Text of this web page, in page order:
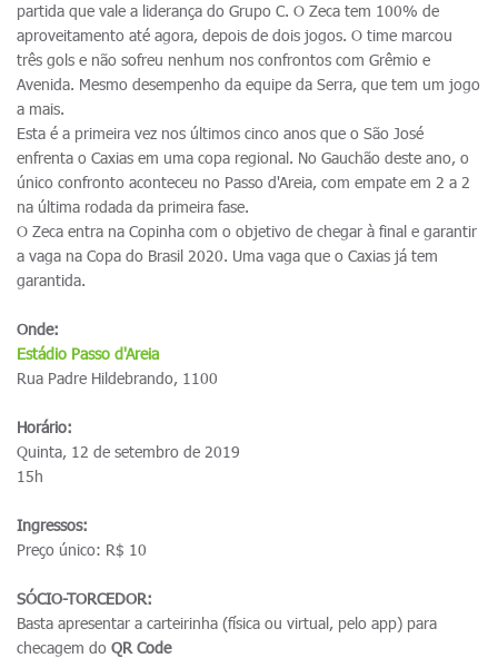
partida que vale a liderança do Grupo C. O Zeca tem 100% de
aproveitamento até agora, depois de dois jogos. O time marcou
três gols e não sofreu nenhum nos confrontos com Grêmio e
Avenida. Mesmo desempenho da equipe da Serra, que tem um jogo
a mais.
Esta é a primeira vez nos últimos cinco anos que o São José
enfrenta o Caxias em uma copa regional. No Gauchão deste ano, o
único confronto aconteceu no Passo d'Areia, com empate em 2 a 2
na última rodada da primeira fase.
O Zeca entra na Copinha com o objetivo de chegar à final e garantir
a vaga na Copa do Brasil 2020. Uma vaga que o Caxias já tem
garantida.
Onde:
Estádio Passo d'Areia
Rua Padre Hildebrando, 1100
Horário:
Quinta, 12 de setembro de 2019
15h
Ingressos:
Preço único: R$ 10
SÓCIO-TORCEDOR:
Basta apresentar a carteirinha (física ou virtual, pelo app) para
checagem do QR Code